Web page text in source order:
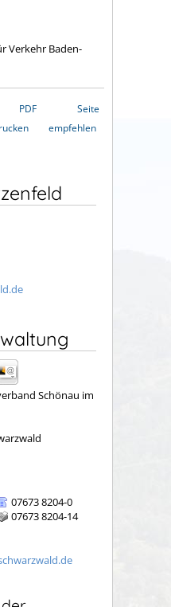
Verkehr Baden-
PDF
Seite
empfehlen
Schönau im
07673 8204-0
07673 8204-14